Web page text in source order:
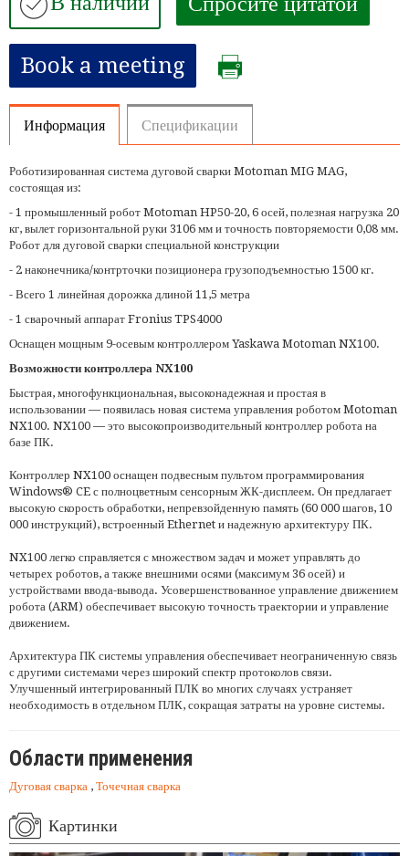
Book a meeting
Информация Спецификации
Роботизированная система дуговой сварки Motoman MIG MAG,
состоящая из:
- 1 промышленный робот Motoman HP50-20, 6 осей, полезная нагрузка 20
кг, вылет горизонтальной руки 3106 мм и точность повторяемости 0,08 мм.
Робот для дуговой сварки специальной конструкции
- 2 наконечника/контрточки позиционера грузоподъемностью 1500 кг.
- Всего 1 линейная дорожка длиной 11,5 метра
- 1 сварочный аппарат Fronius TPS4000
Оснащен мощным 9-осевым контроллером Yaskawa Motoman NX100.
Возможности контроллера NX100
Быстрая, многофункциональная, высоконадежная и простая в
использовании — появилась новая система управления роботом Motoman
NX100. NX100 — это высокопроизводительный контроллер робота на
базе ПК.
Контроллер NX100 оснащен подвесным пультом программирования
Windows® CE с полноцветным сенсорным ЖК-дисплеем. Он предлагает
высокую скорость обработки, непревзойденную память (60 000 шагов, 10
000 инструкций), встроенный Ethernet и надежную архитектуру ПК.
NX100 легко справляется с множеством задач и может управлять до
четырех роботов, а также внешними осями (максимум 36 осей) и
устройствами ввода-вывода. Усовершенствованное управление движением
робота (ARM) обеспечивает высокую точность траектории и управление
движением.
Архитектура ПК системы управления обеспечивает неограниченную связь
с другими системами через широкий спектр протоколов связи.
Улучшенный интегрированный ПЛК во многих случаях устраняет
необходимость в отдельном ПЛК, сокращая затраты на уровне системы.
Области применения
Дуговая сварка , Точечная сварка
Картинки